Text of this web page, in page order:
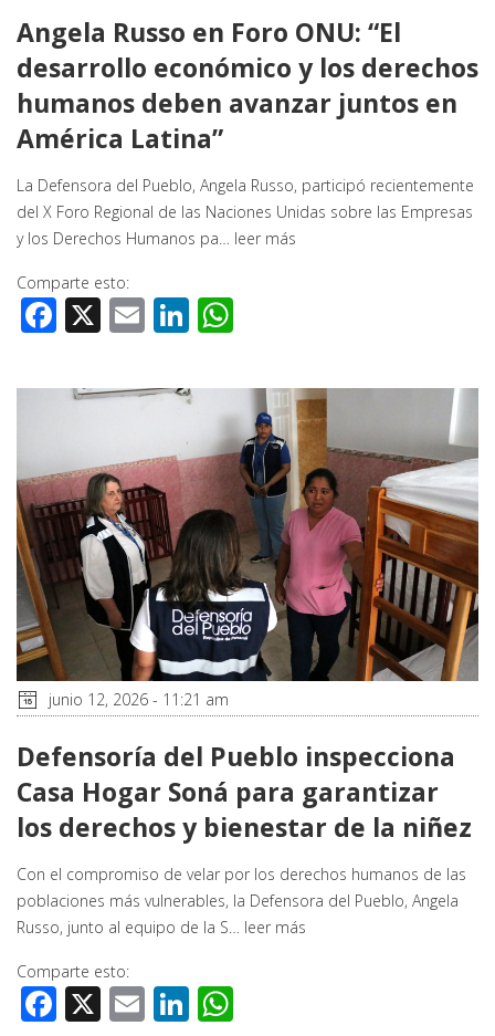
Angela Russo en Foro ONU: “El
desarrollo económico y los derechos
humanos deben avanzar juntos en
América Latina”
La Defensora del Pueblo, Angela Russo, participó recientemente
del X Foro Regional de las Naciones Unidas sobre las Empresas
y los Derechos Humanos pa… leer más
Comparte esto:
Facebook
X EmailLinkedIn
junio 12, 2026 - 11:21 am
Defensoría del Pueblo inspecciona
Casa Hogar Soná para garantizar
los derechos y bienestar de la niñez
Con el compromiso de velar por los derechos humanos de las
poblaciones más vulnerables, la Defensora del Pueblo, Angela
Russo, junto al equipo de la S… leer más
Comparte esto:
Facebook
X EmailLinkedIn